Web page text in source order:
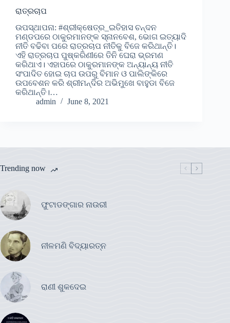
ରାତ୍ରଚାପ
ଉପସ୍ଥାପନା: #ଶ୍ରୀକ୍ଷେତ୍ର_ଇତିହାସ ଚନ୍ଦନ
ମଣ୍ଡପରେ ଠାକୁରମାନଙ୍କ ସ୍ନାନବେଶ, ଭୋଗ ଇତ୍ୟାଦି
ନୀତି ବଢିବା ପରେ ରାତ୍ରଚାପ ନୀତିକୁ ବିଜେ କରିଥାନ୍ତି।
ଏହି ରାତ୍ରଚାପ ପୁଷ୍କରିଣୀରେ ତିନି ଘେରା ଭ୍ରମଣ
କରିଥାଏ। ଏହାପରେ ଠାକୁରମାନଙ୍କ ଅନ୍ୟାନ୍ୟ ନୀତି
ସଂପାଦିତ ହୋଇ ଚାପ ଉପରୁ ବିମାନ ଓ ପାଲିଙ୍କିରେ
ଉପବେଶନ କରି ଶ୍ରୀମନ୍ଦିର ଅଭିମୁଖେ ବାହୁଡା ବିଜେ
କରିଥାନ୍ତି।…
admin
June 8, 2021
Trending now
ଫୁଟାଡଙ୍ଗାର ନାଉରୀ
ନୀଳମଣି ବିଦ୍ୟାରତ୍ନ
ରାଣୀ ଶୁକଦେଇ